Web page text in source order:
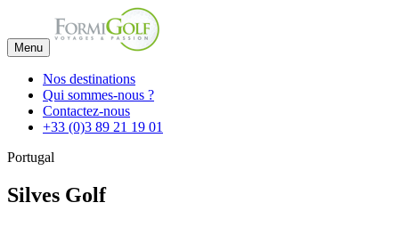
Menu
Nos destinations
Qui sommes-nous ?
Contactez-nous
+33 (0)3 89 21 19 01
Portugal
Silves Golf